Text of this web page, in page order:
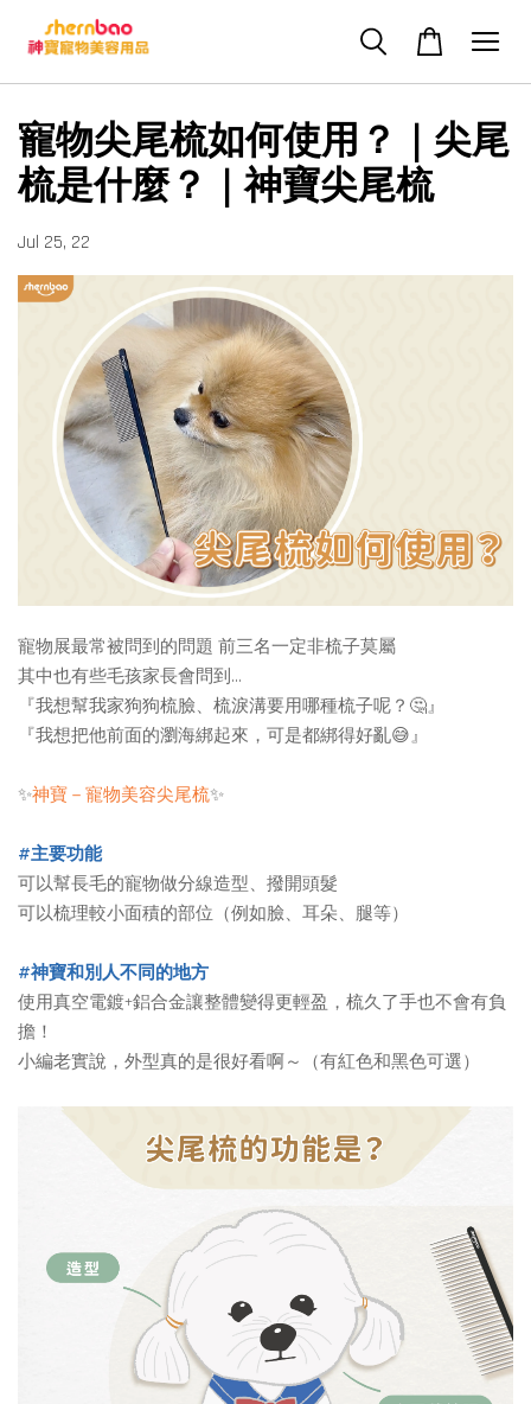
寵物尖尾梳如何使用？｜尖尾
梳是什麼？｜神寶尖尾梳
Jul 25, 22
寵物展最常被問到的問題 前三名一定非梳子莫屬
其中也有些毛孩家長會問到...
『我想幫我家狗狗梳臉、梳淚溝要用哪種梳子呢？🤔』
『我想把他前面的瀏海綁起來，可是都綁得好亂😅』
✨神寶－寵物美容尖尾梳✨
#主要功能
可以幫長毛的寵物做分線造型、撥開頭髮
可以梳理較小面積的部位（例如臉、耳朵、腿等）
#神寶和別人不同的地方
使用真空電鍍+鋁合金讓整體變得更輕盈，梳久了手也不會有負
擔！
小編老實說，外型真的是很好看啊～（有紅色和黑色可選）